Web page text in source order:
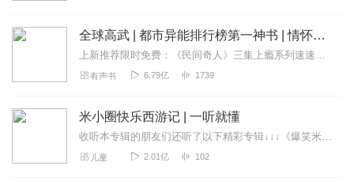
全球高武 | 都市异能排行榜第一神书 | 情怀满满 | 尖儿单播
上新推荐限时免费：《民间奇人》三集上瘾系列速速点击~【内容简介】方平重生地球，却发现身边的人物没变，而现实却是高武模板的地球。武者有着常人没有的特权，使得世...
有声书 6.79亿 1739
米小圈快乐西游记 | 一听就懂
收听本专辑的朋友们还听了以下精彩专辑↓↓↓《爆笑米小圈》→点此立即开怀大笑《米小圈快乐西游记》→点此畅听《米小圈封神演义》→点此畅听《米小圈三国演义》...
儿童 2.01亿 102